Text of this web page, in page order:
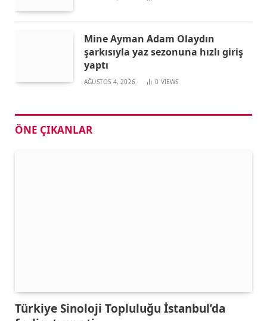
Mine Ayman Adam Olaydın
şarkısıyla yaz sezonuna hızlı giriş
yaptı
AĞUSTOS 4, 2026 0 VIEWS
ÖNE ÇIKANLAR
Türkiye Sinoloji Topluluğu İstanbul’da